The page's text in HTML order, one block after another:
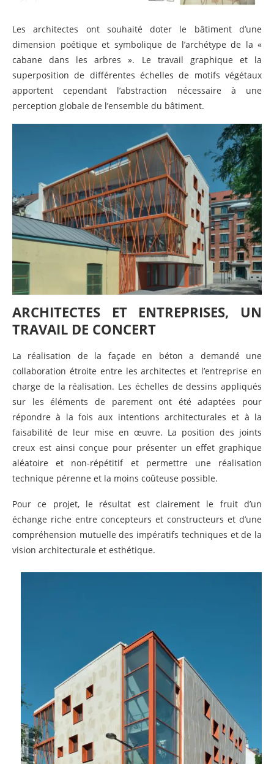
Les architectes ont souhaité doter le bâtiment d’une
dimension poétique et symbolique de l’archétype de la «
cabane dans les arbres ». Le travail graphique et la
superposition de différentes échelles de motifs végétaux
apportent cependant l’abstraction nécessaire à une
perception globale de l’ensemble du bâtiment.
ARCHITECTES ET ENTREPRISES, UN
TRAVAIL DE CONCERT
La réalisation de la façade en béton a demandé une
collaboration étroite entre les architectes et l’entreprise en
charge de la réalisation. Les échelles de dessins appliqués
sur les éléments de parement ont été adaptées pour
répondre à la fois aux intentions architecturales et à la
faisabilité de leur mise en œuvre. La position des joints
creux est ainsi conçue pour présenter un effet graphique
aléatoire et non-répétitif et permettre une réalisation
technique pérenne et la moins coûteuse possible.
Pour ce projet, le résultat est clairement le fruit d’un
échange riche entre concepteurs et constructeurs et d’une
compréhension mutuelle des impératifs techniques et de la
vision architecturale et esthétique.